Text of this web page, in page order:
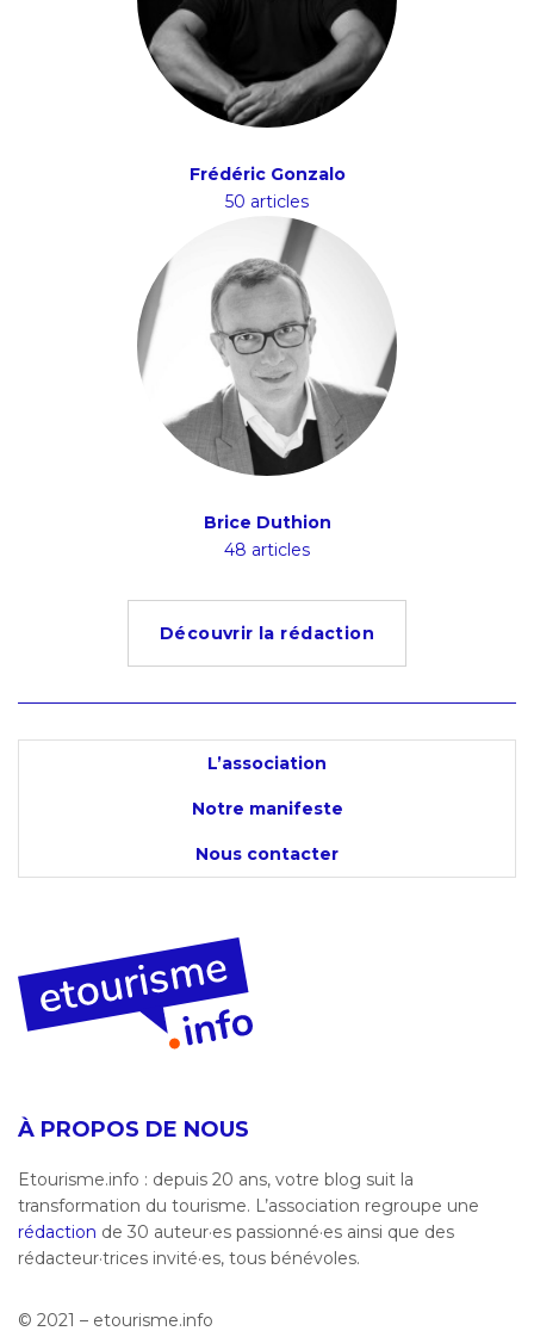
Frédéric Gonzalo
50 articles
Brice Duthion
48 articles
Découvrir la rédaction
L’association
Notre manifeste
Nous contacter
À PROPOS DE NOUS
Etourisme.info : depuis 20 ans, votre blog suit la
transformation du tourisme. L’association regroupe une
rédaction de 30 auteur·es passionné·es ainsi que des
rédacteur·trices invité·es, tous bénévoles.
© 2021 – etourisme.info